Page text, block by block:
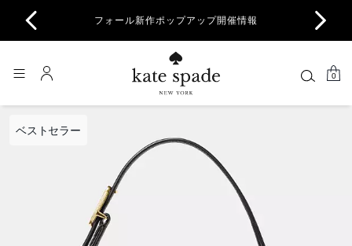
フォール新作ポップアップ開催情報
0
ベストセラー